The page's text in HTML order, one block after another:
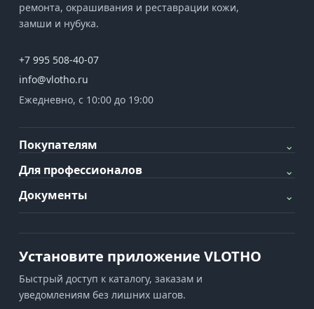
ремонта, окрашивания и реставрации кожи,
замши и нубука.
+7 995 508-40-07
info@vlotho.ru
Ежедневно, с 10:00 до 19:00
Покупателям
⌄
Для профессионалов
⌄
Документы
⌄
Установите приложение VLOTHO
Быстрый доступ к каталогу, заказам и
уведомлениям без лишних шагов.